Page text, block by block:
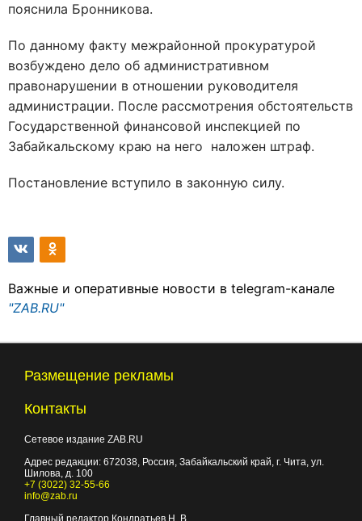
пояснила Бронникова.
По данному факту межрайонной прокуратурой
возбуждено дело об административном
правонарушении в отношении руководителя
администрации. После рассмотрения обстоятельств
Государственной финансовой инспекцией по
Забайкальскому краю на него наложен штраф.
Постановление вступило в законную силу.
Важные и оперативные новости в telegram-канале
"ZAB.RU"
Размещение рекламы
Контакты
Сетевое издание ZAB.RU
Адрес редакции: 672038, Россия, Забайкальский край, г. Чита, ул.
Шилова, д. 100
+7 (3022) 32-55-66
info@zab.ru
Главный редактор Кондратьев Н. В.